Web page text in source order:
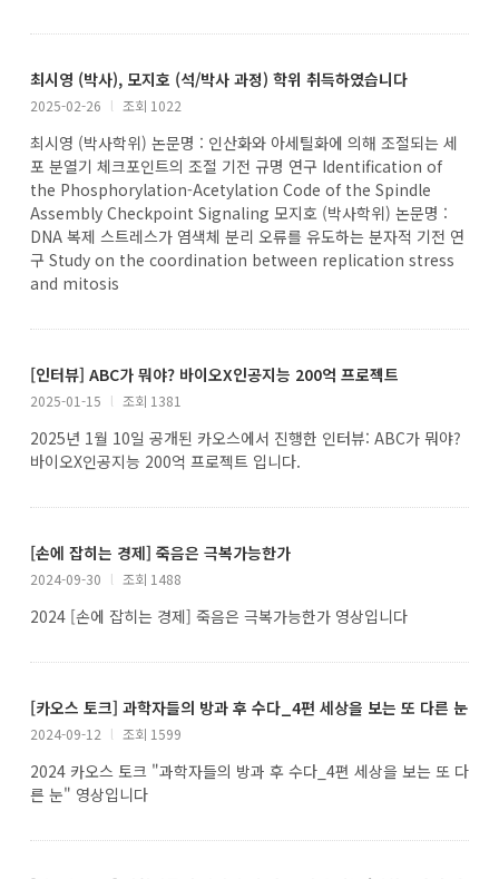
최시영 (박사), 모지호 (석/박사 과정) 학위 취득하였습니다
2025-02-26 l 조회 1022
최시영 (박사학위) 논문명 : 인산화와 아세틸화에 의해 조절되는 세
포 분열기 체크포인트의 조절 기전 규명 연구 Identification of
the Phosphorylation-Acetylation Code of the Spindle
Assembly Checkpoint Signaling 모지호 (박사학위) 논문명 :
DNA 복제 스트레스가 염색체 분리 오류를 유도하는 분자적 기전 연
구 Study on the coordination between replication stress
and mitosis
[인터뷰] ABC가 뭐야? 바이오X인공지능 200억 프로젝트
2025-01-15 l 조회 1381
2025년 1월 10일 공개된 카오스에서 진행한 인터뷰: ABC가 뭐야?
바이오X인공지능 200억 프로젝트 입니다.
[손에 잡히는 경제] 죽음은 극복가능한가
2024-09-30 l 조회 1488
2024 [손에 잡히는 경제] 죽음은 극복가능한가 영상입니다
[카오스 토크] 과학자들의 방과 후 수다_4편 세상을 보는 또 다른 눈
2024-09-12 l 조회 1599
2024 카오스 토크 "과학자들의 방과 후 수다_4편 세상을 보는 또 다
른 눈" 영상입니다